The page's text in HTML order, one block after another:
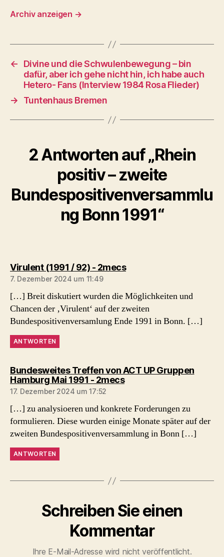
Archiv anzeigen →
←
Divine und die Schwulenbewegung – bin
dafür, aber ich gehe nicht hin, ich habe auch
Hetero- Fans (Interview 1984 Rosa Flieder)
→
Tuntenhaus Bremen
2 Antworten auf „Rhein
positiv – zweite
Bundespositivenversammlu
ng Bonn 1991“
Virulent (1991 / 92) - 2mecssagt:
7. Dezember 2024 um 11:49
[…] Breit diskutiert wurden die Möglichkeiten und
Chancen der ‚Virulent‘ auf der zweiten
Bundespositivenversamlung Ende 1991 in Bonn. […]
ANTWORTEN
Bundesweites Treffen von ACT UP Gruppen
Hamburg Mai 1991 - 2mecssagt:
17. Dezember 2024 um 17:52
[…] zu analysioeren und konkrete Forderungen zu
formulieren. Diese wurden einige Monate später auf der
zweiten Bundespositivenversammlung in Bonn […]
ANTWORTEN
Schreiben Sie einen
Kommentar
Ihre E-Mail-Adresse wird nicht veröffentlicht.